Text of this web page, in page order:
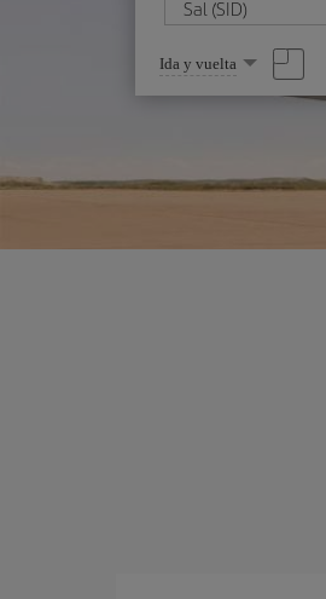
Seleccione
una
opción
Ida y vuelta